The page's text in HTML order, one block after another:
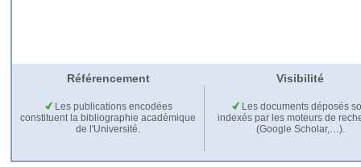
Référencement Visibilité
Les publications encodées
constituent la bibliographie académique
de l'Université.
Les documents déposés
indexés par les moteurs de
(Google Scholar,…).